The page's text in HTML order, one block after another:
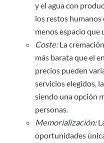
y el agua con
los restos
menos espacio
Coste:La
más barata que el
precios pueden
servicios elegidos,
siendo una opción
personas.
Memorialización:
oportunidades